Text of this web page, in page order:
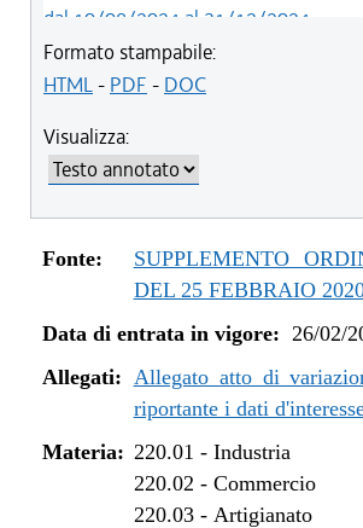
dal 10/08/2024 al 31/12/2024
dal 14/05/2024 al 09/08/2024
dal 01/01/2024 al 13/05/2024
dal 12/08/2023 al 30/10/2023
dal 07/03/2023 al 11/08/2023
dal 01/01/2023 al 06/03/2023
dal 10/11/2022 al 31/12/2022
dal 09/08/2022 al 09/11/2022
dal 16/12/2021 al 31/12/2021
dal 27/10/2021 al 15/12/2021
dal 12/08/2021 al 26/10/2021
dal 27/04/2021 al 11/08/2021
dal 26/02/2021 al 26/04/2021
Formato stampabile:
HTML- PDF - DOC
Visualizza:
Fonte:
SUPPLEMENTO
DEL 25 FEBBRAIO
Data di entrata in vigore: 26/02/
Allegati: Allegato atto di
riportante i dati
Materia: 220.01 - Industria
220.02 - Commercio
220.03- Artigianato